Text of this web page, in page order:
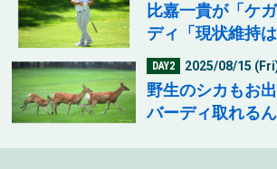
比嘉一貴が「ケ
ディ「現状維持は
DAY2 2025/08/15
野生のシカもお
バーディ取れる